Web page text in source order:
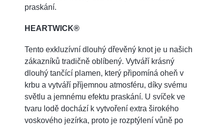
praskání.
HEARTWICK®
Tento exkluzívní dlouhý dřevěný knot je u našich
zákazníků tradičně oblíbený. Vytváří krásný
dlouhý tančící plamen, který připomíná oheň v
krbu a vytváří příjemnou atmosféru, díky svému
světlu a jemnému efektu praskání. U svíček ve
tvaru lodě dochází k vytvoření extra širokého
voskového jezírka, proto je rozptýlení vůně po